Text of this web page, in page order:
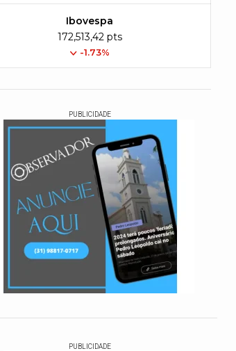
Ibovespa
172,513,42 pts
-1.73%
PUBLICIDADE
PUBLICIDADE